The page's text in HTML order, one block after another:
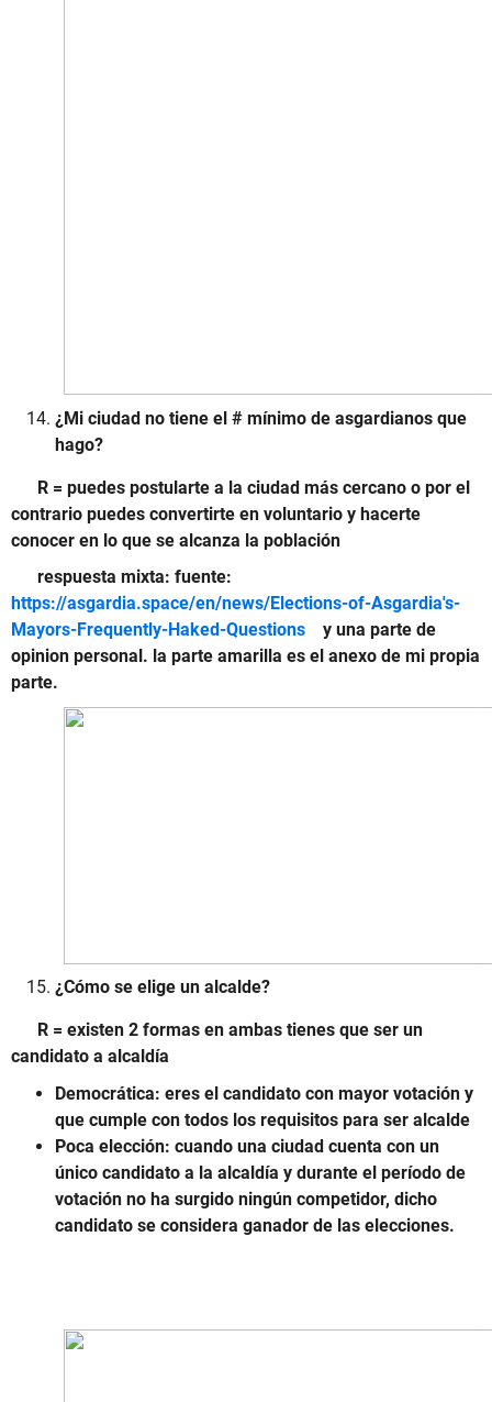
¿Mi ciudad no tiene el # mínimo de asgardianos que
hago?
R = puedes postularte a la ciudad más cercano o por el
contrario puedes convertirte en voluntario y hacerte
conocer en lo que se alcanza la población
respuesta mixta: fuente:
https://asgardia.space/en/news/Elections-of-Asgardia's-
Mayors-Frequently-Haked-Questions y una parte de
opinion personal. la parte amarilla es el anexo de mi propia
parte.
¿Cómo se elige un alcalde?
R = existen 2 formas en ambas tienes que ser un
candidato a alcaldía
Democrática: eres el candidato con mayor votación y
que cumple con todos los requisitos para ser alcalde
Poca elección: cuando una ciudad cuenta con un
único candidato a la alcaldía y durante el período de
votación no ha surgido ningún competidor, dicho
candidato se considera ganador de las elecciones.